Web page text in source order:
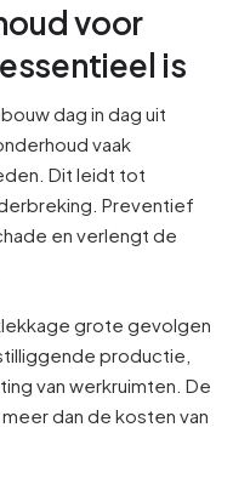
voor
is
dag in dag uit
vaak
Dit leidt tot
Preventief
en verlengt de
grote gevolgen
productie,
van werkruimten. De
dan de kosten van